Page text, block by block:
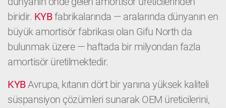
biridir. KYBfabrikalarında — aralarında dünyanın en
büyük amortisör fabrikası olan Gifu North da
bulunmak üzere — haftada bir milyondan fazla
amortisör üretilmektedir.
KYBAvrupa, kıtanın dört bir yanına yüksek kaliteli
süspansiyon çözümleri sunarak OEM üreticilerini,